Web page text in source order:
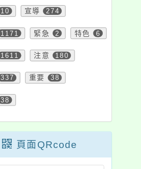
10 宣導 274
1171 緊急 2 特色 6
1611 注意 180
337 重要 38
38
頁面QRcode